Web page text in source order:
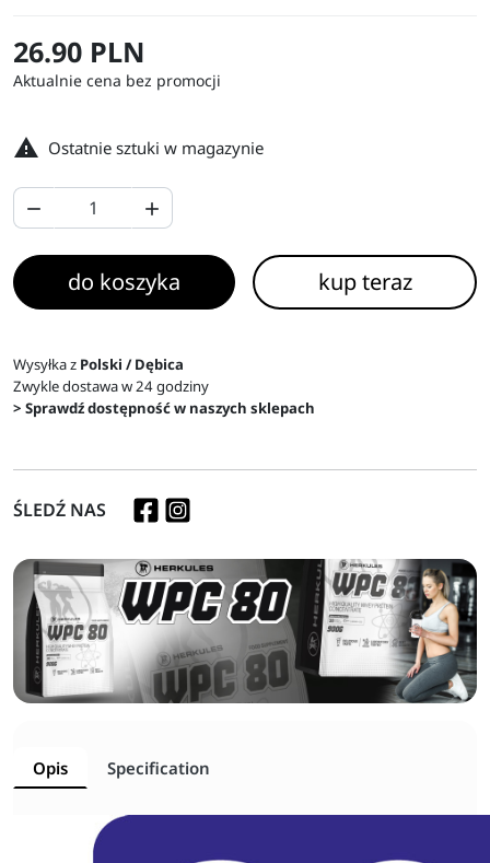
26.90 PLN
Aktualnie cena bez promocji
 Ostatnie sztuki w magazynie
 
do koszyka kup teraz
Wysyłka z Polski / Dębica
Zwykle dostawa w 24 godziny
> Sprawdź dostępność w naszych sklepach
ŚLEDŹ NAS
Opis Specification